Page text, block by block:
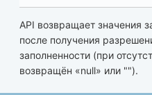
API возвращает значения
после получения
заполненности (при
возвращён «null» или "").